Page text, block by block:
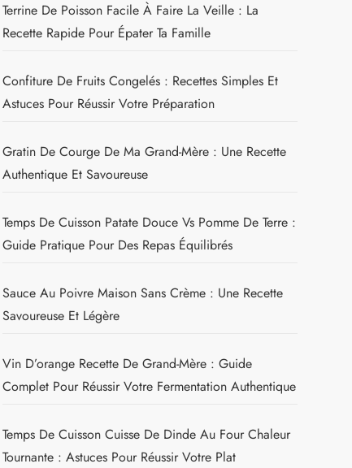
Terrine De Poisson Facile À Faire La Veille : La
Recette Rapide Pour Épater Ta Famille
Confiture De Fruits Congelés : Recettes Simples Et
Astuces Pour Réussir Votre Préparation
Gratin De Courge De Ma Grand-Mère : Une Recette
Authentique Et Savoureuse
Temps De Cuisson Patate Douce Vs Pomme De Terre :
Guide Pratique Pour Des Repas Équilibrés
Sauce Au Poivre Maison Sans Crème : Une Recette
Savoureuse Et Légère
Vin D’orange Recette De Grand-Mère : Guide
Complet Pour Réussir Votre Fermentation Authentique
Temps De Cuisson Cuisse De Dinde Au Four Chaleur
Tournante : Astuces Pour Réussir Votre Plat